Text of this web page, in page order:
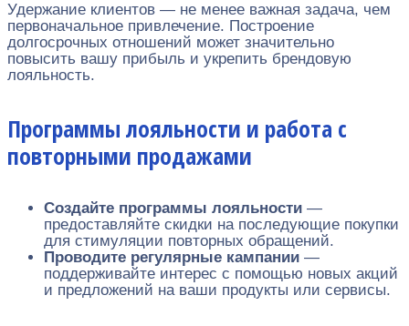
Удержание клиентов — не менее важная задача, чем
первоначальное привлечение. Построение
долгосрочных отношений может значительно
повысить вашу прибыль и укрепить брендовую
лояльность.
Программы лояльности и работа с
повторными продажами
Создайте программы лояльности —
предоставляйте скидки на последующие покупки
для стимуляции повторных обращений.
Проводите регулярные кампании —
поддерживайте интерес с помощью новых акций
и предложений на ваши продукты или сервисы.